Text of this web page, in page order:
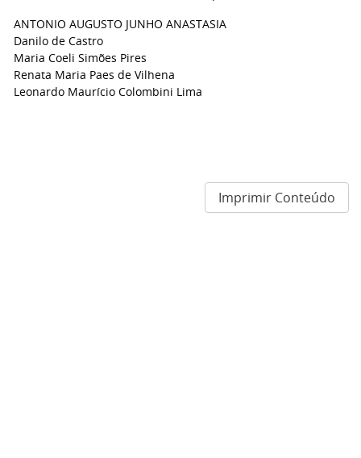
ANTONIO AUGUSTO JUNHO ANASTASIA
Danilo de Castro
Maria Coeli Simões Pires
Renata Maria Paes de Vilhena
Leonardo Maurício Colombini Lima
Imprimir Conteúdo